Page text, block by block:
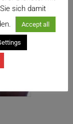
sich damit
Accept all